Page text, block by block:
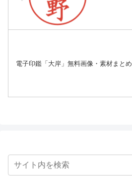
電子印鑑「大岸」無料画像・素材まとめ